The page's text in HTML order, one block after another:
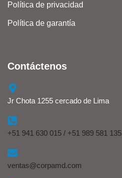
Política de privacidad
Política de garantía
Contáctenos
Jr Chota 1255 cercado de Lima
+51 941 630 015 / +51 989 581 135
ventas@corpamd.com